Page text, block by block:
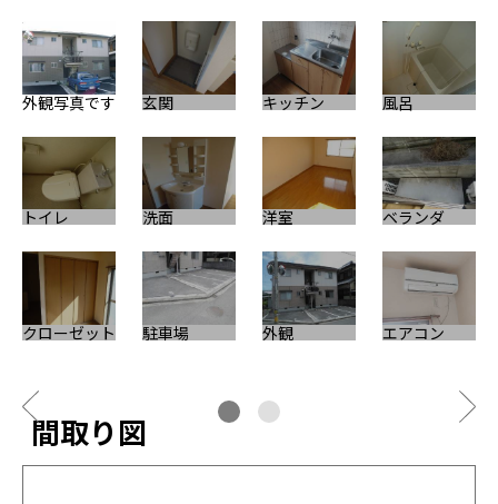
外観写真です 玄関 キッチン 風呂
トイレ 洗面 洋室 ベランダ
クローゼット 駐車場 外観 エアコン
間取り図